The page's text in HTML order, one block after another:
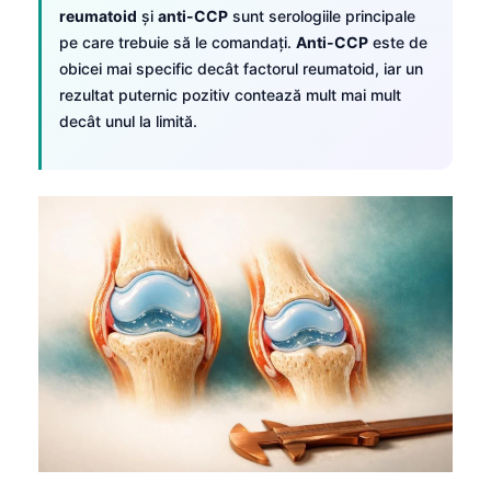
reumatoid şi anti-CCP sunt serologiile principale
pe care trebuie să le comandați. Anti-CCP este de
obicei mai specific decât factorul reumatoid, iar un
rezultat puternic pozitiv contează mult mai mult
decât unul la limită.